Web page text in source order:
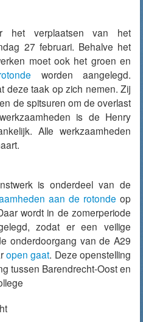
het verplaatsen van het
27 februari. Behalve het
moet ook het groen en
worden aangelegd.
deze taak op zich nemen. Zij
de spitsuren om de overlast
is de Henry
Alle werkzaamheden
is onderdeel van de
aan de rotonde op
wordt in de zomerperiode
zodat er een veilige
onderdoorgang van de A29
open gaat. Deze openstelling
tussen Barendrecht-Oost en